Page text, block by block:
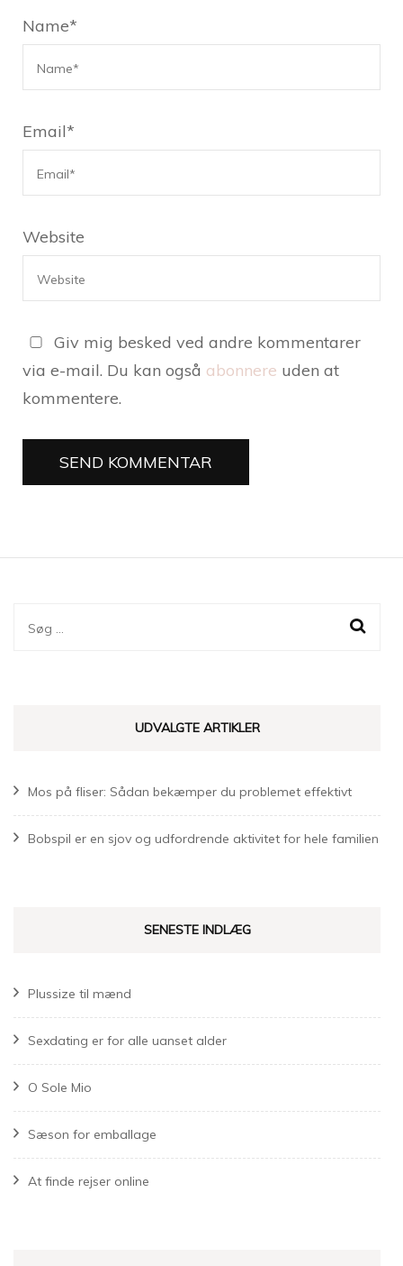
Name*
Email*
Website
Giv mig besked ved andre kommentarer
via e-mail. Du kan også abonnere uden at
kommentere.
Søg
UDVALGTE ARTIKLER
Mos på fliser: Sådan bekæmper du problemet effektivt
Bobspil er en sjov og udfordrende aktivitet for hele familien
SENESTE INDLÆG
Plussize til mænd
Sexdating er for alle uanset alder
O Sole Mio
Sæson for emballage
At finde rejser online